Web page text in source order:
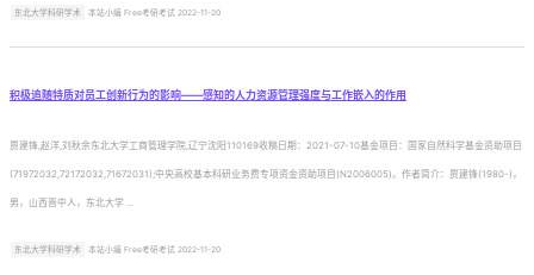
东北大学科研学术 本站小编 Free考研考试 2022-11-20
积极追随特质对员工创新行为的影响——感知的人力资源管理强度与工作嵌入的作用
贾建锋,赵洋,刘秋余东北大学工商管理学院,辽宁沈阳110169收稿日期：2021-07-10基金项目：国家自然科学基金资助项目
(71972032,72172032,71672031);中央高校基本科研业务费专项资金资助项目(N2006005)。作者简介：贾建锋(1980-)，
男，山西晋中人，东北大学 ...
东北大学科研学术 本站小编 Free考研考试 2022-11-20